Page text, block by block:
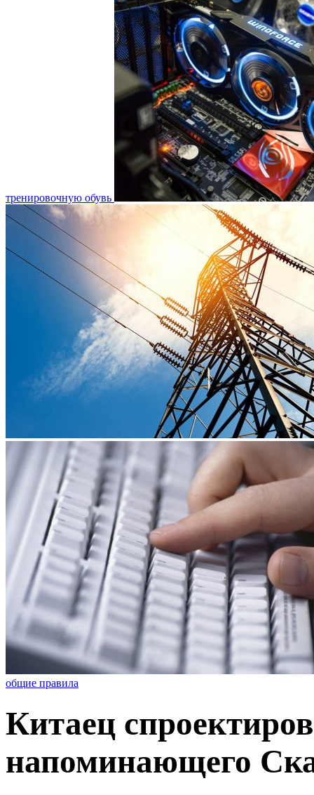
тренировочную обувь
общие правила
Китаец
напоминающего